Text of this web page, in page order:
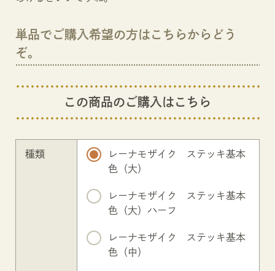
単品でご購入希望の方はこちらからどう
ぞ。
この商品のご購入はこちら
種類
レーナモザイク ステッキ基本
色（大）
レーナモザイク ステッキ基本
色（大）ハーフ
レーナモザイク ステッキ基本
色（中）